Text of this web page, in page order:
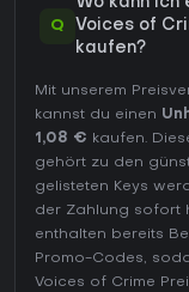
Q
Wo kann ich
Voices of
kaufen?
Mit unserem
kannst du einen
1,08 € kaufen.
gehört zu den
gelisteten Keys
der Zahlung sofort
enthalten bereits
Promo-Codes,
Voices of Crime